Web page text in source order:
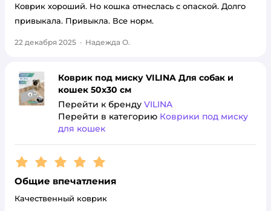
Коврик хороший. Но кошка отнеслась с опаской. Долго
привыкала. Привыкла. Все норм.
22 декабря 2025 · Надежда О.
Коврик под миску VILINA Для собак и
кошек 50х30 см
Перейти к бренду VILINA
Перейти в категорию Коврики под миску
для кошек
Рейтинг:5
Общие впечатления
Качественный коврик